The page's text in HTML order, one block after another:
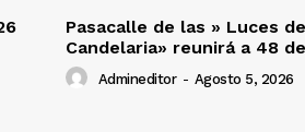
Pasacalle de las » Luces
Candelaria» reunirá a 48
Admineditor - Agosto 5, 2026